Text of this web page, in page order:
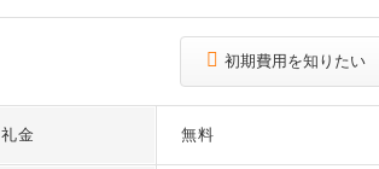
初期費用を知りたい
礼金 無料